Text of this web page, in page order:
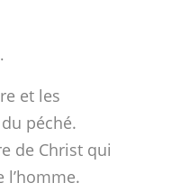
et les
péché.
de Christ qui
l’homme.